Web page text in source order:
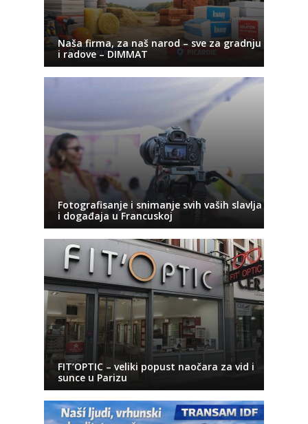
Naša firma, za naš narod – sve za gradnju
i radove – DIMMAT
Fotografisanje i snimanje svih vaših slavlja
i događaja u Francuskoj
FIT’OPTIC – veliki popust naočara za vid i
sunce u Parizu